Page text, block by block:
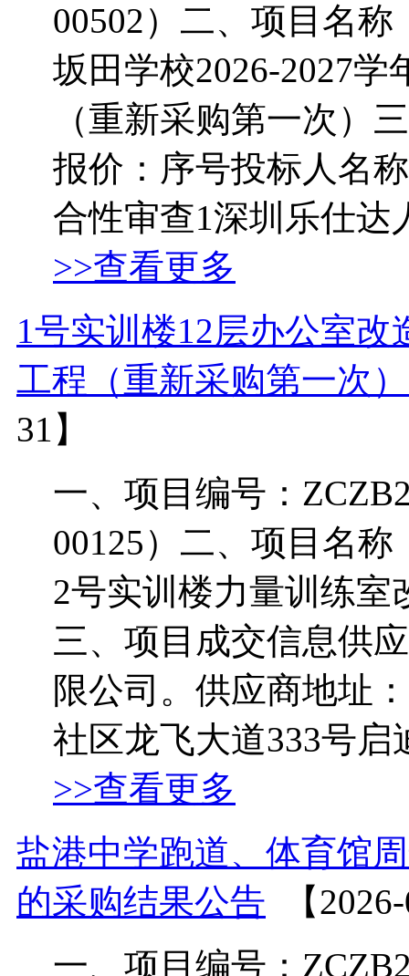
00502）二、项目名
坂田学校2026-2027
（重新采购第一次）
报价：序号投标人名
合性审查1深圳乐仕达
>>查看更多
1号实训楼12层办公室
工程（重新采购第一次
31】
一、项目编号：
00125）二、项目名
2号实训楼力量训练室
三、项目成交信息供
限公司。供应商地址
社区龙飞大道333号启
>>查看更多
盐港中学跑道、体育馆
的采购结果公告 【
一、项目编号：